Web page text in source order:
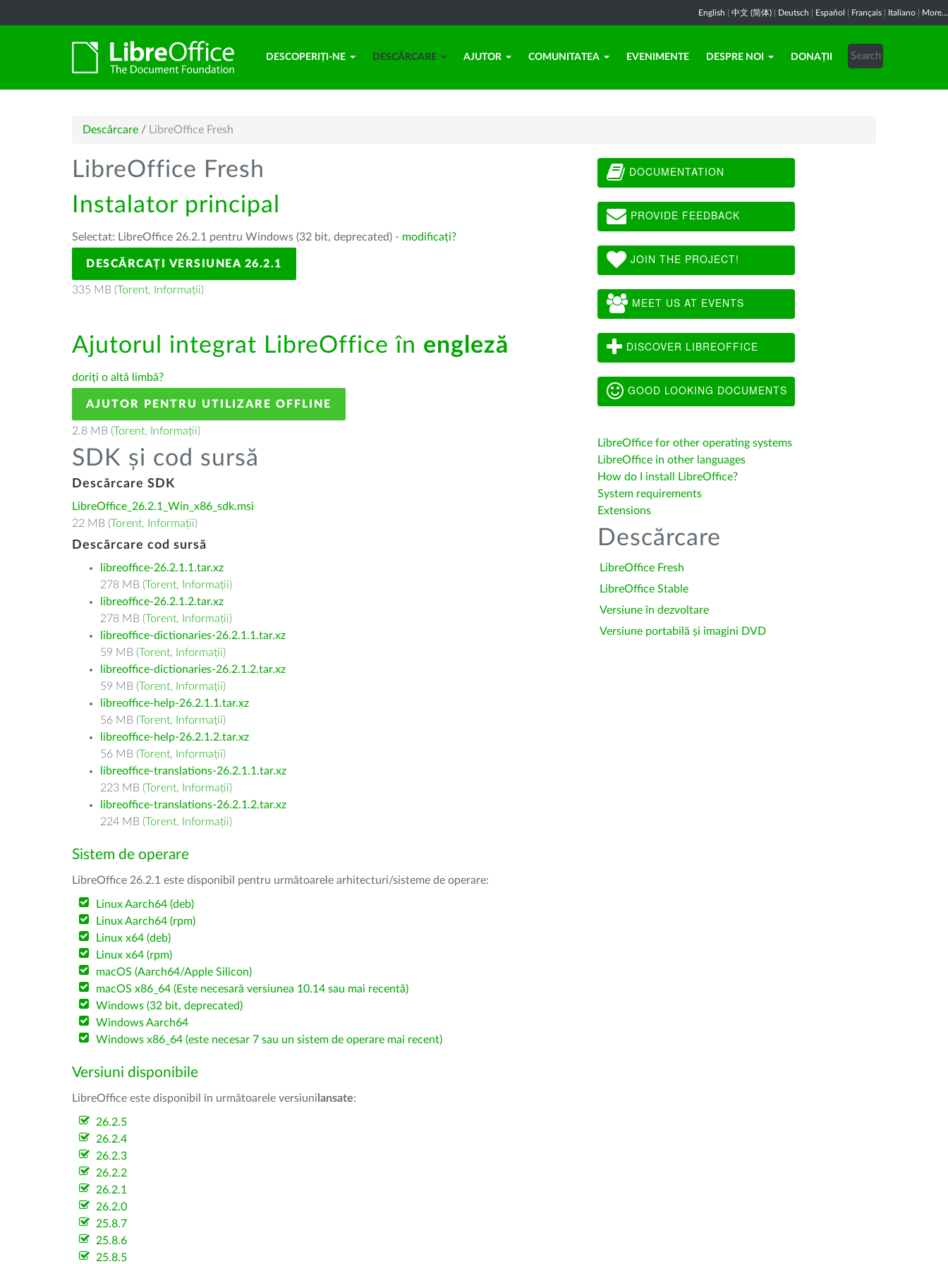
English 中文 (简体) Deutsch Español Français Italiano More...
DESCOPERIȚI-NE DESCĂRCARE AJUTOR COMUNITATEA EVENIMENTE DESPRE NOI DONAȚII
Descărcare / LibreOffice Fresh
LibreOffice Fresh
Instalator principal
Selectat: LibreOffice 26.2.1 pentru Windows (32 bit, deprecated) - modificați?
DESCĂRCAȚI VERSIUNEA 26.2.1
335 MB (Torent, Informații)
Ajutorul integrat LibreOffice în engleză
doriți o altă limbă?
AJUTOR PENTRU UTILIZARE OFFLINE
2.8 MB (Torent, Informații)
SDK și cod sursă
Descărcare SDK
LibreOffice_26.2.1_Win_x86_sdk.msi
22 MB (Torent, Informații)
Descărcare cod sursă
libreoffice-26.2.1.1.tar.xz
278 MB (Torent, Informații)
libreoffice-26.2.1.2.tar.xz
278 MB (Torent, Informații)
libreoffice-dictionaries-26.2.1.1.tar.xz
59 MB (Torent, Informații)
libreoffice-dictionaries-26.2.1.2.tar.xz
59 MB (Torent, Informații)
libreoffice-help-26.2.1.1.tar.xz
56 MB (Torent, Informații)
libreoffice-help-26.2.1.2.tar.xz
56 MB (Torent, Informații)
libreoffice-translations-26.2.1.1.tar.xz
223 MB (Torent, Informații)
libreoffice-translations-26.2.1.2.tar.xz
224 MB (Torent, Informații)
Sistem de operare
LibreOffice 26.2.1 este disponibil pentru următoarele arhitecturi/sisteme de operare:
Linux Aarch64 (deb)
Linux Aarch64 (rpm)
Linux x64 (deb)
Linux x64 (rpm)
macOS (Aarch64/Apple Silicon)
macOS x86_64 (Este necesară versiunea 10.14 sau mai recentă)
Windows (32 bit, deprecated)
Windows Aarch64
Windows x86_64 (este necesar 7 sau un sistem de operare mai recent)
Versiuni disponibile
LibreOffice este disponibil în următoarele versiuni lansate:
26.2.5
26.2.4
26.2.3
26.2.2
26.2.1
26.2.0
25.8.7
25.8.6
25.8.5
DOCUMENTATION
PROVIDE FEEDBACK
JOIN THE PROJECT!
MEET US AT EVENTS
DISCOVER LIBREOFFICE
GOOD LOOKING DOCUMENTS
LibreOffice for other operating systems
LibreOffice in other languages
How do I install LibreOffice?
System requirements
Extensions
Descărcare
LibreOffice Fresh
LibreOffice Stable
Versiune în dezvoltare
Versiune portabilă și imagini DVD